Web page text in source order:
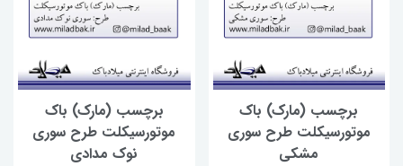
برچسب (مارک) باک
موتورسیکلت طرح سوری
مشکی
برچسب (مارک) باک
موتورسیکلت طرح سوری
نوک مدادی